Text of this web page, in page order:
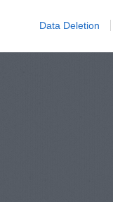
Data Deletion